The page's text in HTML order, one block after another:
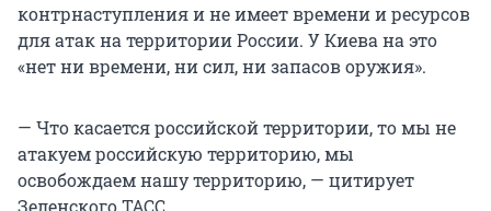
контрнаступления и не имеет времени и ресурсов
для атак на территории России. У Киева на это
«нет ни времени, ни сил, ни запасов оружия».
— Что касается российской территории, то мы не
атакуем российскую территорию, мы
освобождаем нашу территорию, — цитирует
Зеленского ТАСС.